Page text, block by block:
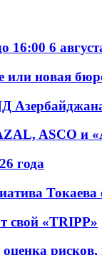
16:00 6
или новая
ASCO и
года
Токаева
свой «TRIPP»